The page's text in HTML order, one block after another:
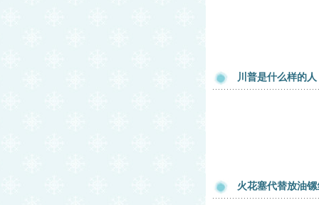
川普是什么样的人
火花塞代替放油镙